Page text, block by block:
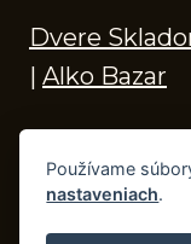
Dvere
| Alko Bazar
© 2026
Používame
nastaveniach.